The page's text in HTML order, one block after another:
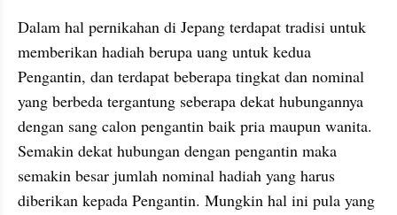
Dalam hal pernikahan di Jepang terdapat tradisi untuk
memberikan hadiah berupa uang untuk kedua
Pengantin, dan terdapat beberapa tingkat dan nominal
yang berbeda tergantung seberapa dekat hubungannya
dengan sang calon pengantin baik pria maupun wanita.
Semakin dekat hubungan dengan pengantin maka
semakin besar jumlah nominal hadiah yang harus
diberikan kepada Pengantin. Mungkin hal ini pula yang